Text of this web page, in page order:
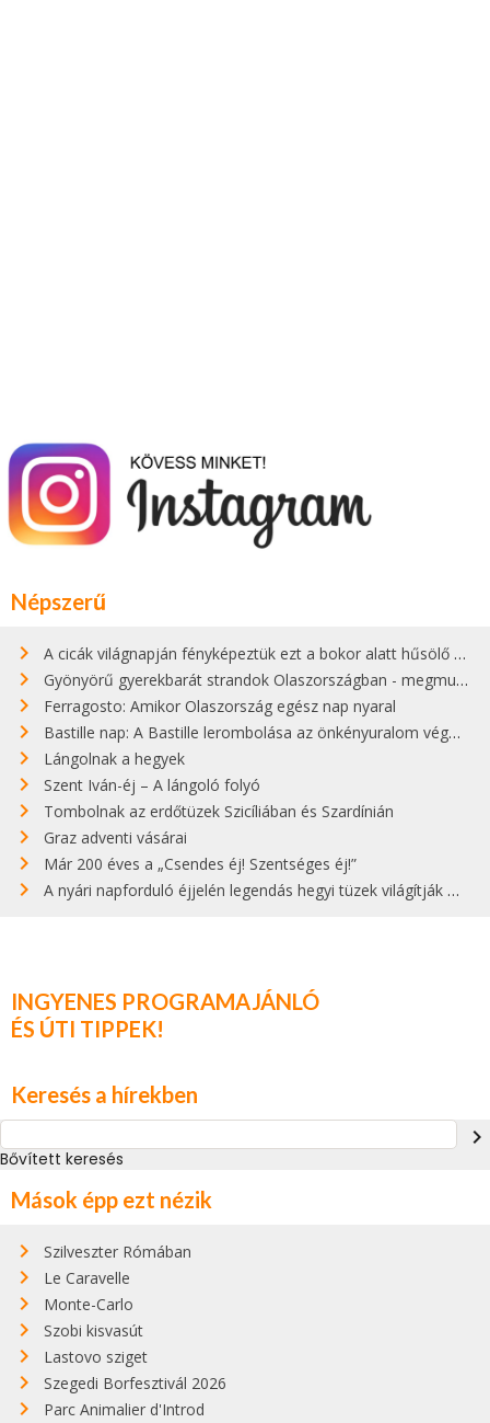
Népszerű
A cicák világnapján fényképeztük ezt a bokor alatt hűsölő cicát Kisorosziban
Gyönyörű gyerekbarát strandok Olaszországban - megmutatjuk a 15 legjobbat
Ferragosto: Amikor Olaszország egész nap nyaral
Bastille nap: A Bastille lerombolása az önkényuralom végét jelentette
Lángolnak a hegyek
Szent Iván-éj – A lángoló folyó
Tombolnak az erdőtüzek Szicíliában és Szardínián
Graz adventi vásárai
Már 200 éves a „Csendes éj! Szentséges éj!”
A nyári napforduló éjjelén legendás hegyi tüzek világítják meg Zugspitzét
INGYENES PROGRAMAJÁNLÓ
ÉS ÚTI TIPPEK!
Keresés a hírekben
navigate_next
Bővített keresés
Mások épp ezt nézik
Szilveszter Rómában
Le Caravelle
Monte-Carlo
Szobi kisvasút
Lastovo sziget
Szegedi Borfesztivál 2026
Parc Animalier d'Introd